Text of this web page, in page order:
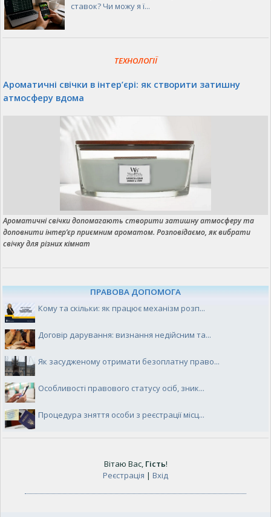
ставок? Чи можу я ї...
ТЕХНОЛОГІЇ
Ароматичні свічки в інтер’єрі: як створити затишну
атмосферу вдома
Ароматичні свічки допомагають створити затишну атмосферу та
доповнити інтер’єр приємним ароматом. Розповідаємо, як вибрати
свічку для різних кімнат
ПРАВОВА ДОПОМОГА
Кому та скільки: як працює механізм розп...
Договір дарування: визнання недійсним та...
Як засудженому отримати безоплатну право...
Особливості правового статусу осіб, зник...
Процедура зняття особи з реєстрації місц...
Вітаю Вас, Гість!
Реєстрація | Вхід